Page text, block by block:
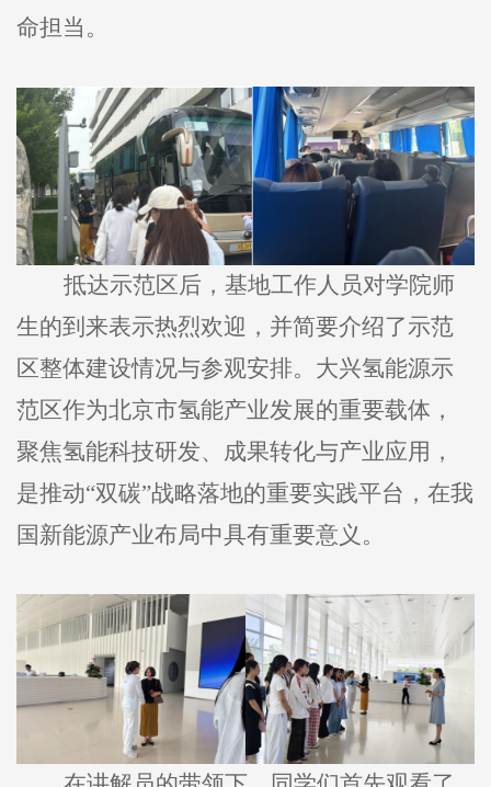
命担当。
抵达示范区后，基地工作人员对学院师
生的到来表示热烈欢迎，并简要介绍了示范
区整体建设情况与参观安排。大兴氢能源示
范区作为北京市氢能产业发展的重要载体，
聚焦氢能科技研发、成果转化与产业应用，
是推动“双碳”战略落地的重要实践平台，在我
国新能源产业布局中具有重要意义。